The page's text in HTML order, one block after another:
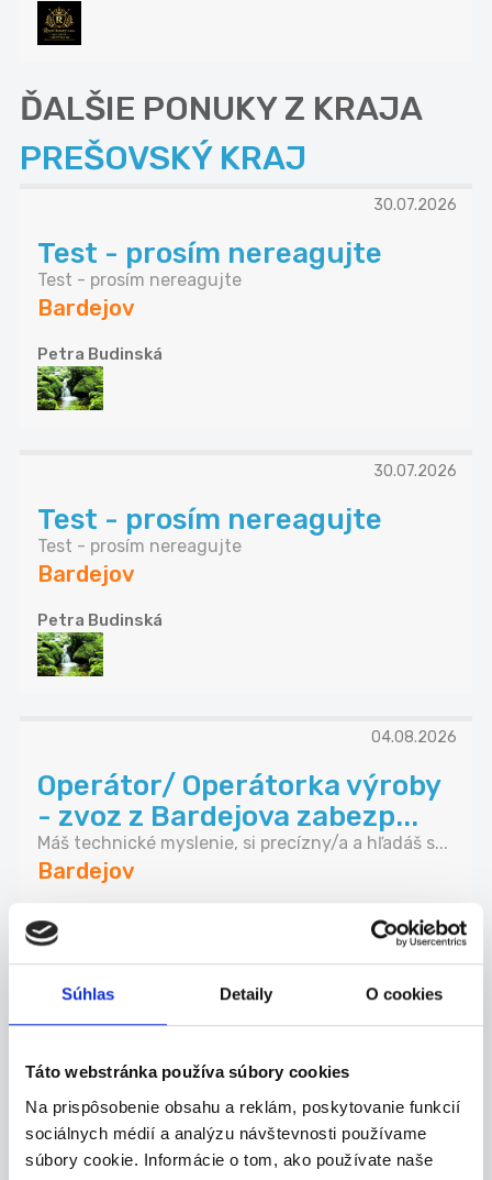
Súhlas Detaily O cookies
Táto webstránka používa súbory cookies
Na prispôsobenie obsahu a reklám, poskytovanie funkcií
sociálnych médií a analýzu návštevnosti používame
súbory cookie. Informácie o tom, ako používate naše
ĎALŠIE PONUKY Z KRAJA
PREŠOVSKÝ KRAJ
30.07.2026
Test - prosím nereagujte
Test - prosím nereagujte
Bardejov
Petra Budinská
30.07.2026
Test - prosím nereagujte
Test - prosím nereagujte
Bardejov
Petra Budinská
04.08.2026
Operátor/ Operátorka výroby
- zvoz z Bardejova zabezp...
Máš technické myslenie, si precízny/a a hľadáš s...
Bardejov
Grafton Slovakia s.r.o.
Hľadáme operátora CNC -
Zaškolenie na konkrétny
stroj...
Náplň práce - obsluha CNC stroja (sústruh, fréza...